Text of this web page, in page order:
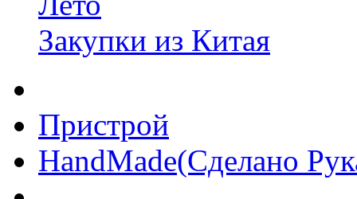
Закупки из Китая
Пристрой
HandMade(Сделано